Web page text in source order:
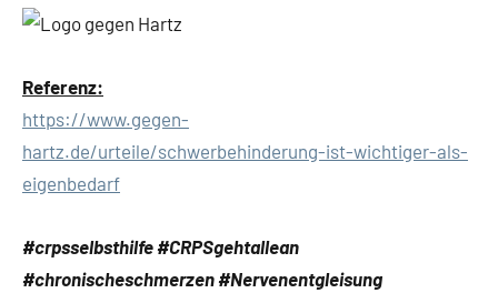
Referenz:
https://www.gegen-
hartz.de/urteile/schwerbehinderung-ist-wichtiger-als-
eigenbedarf
#crpsselbsthilfe #CRPSgehtallean
#chronischeschmerzen #Nervenentgleisung